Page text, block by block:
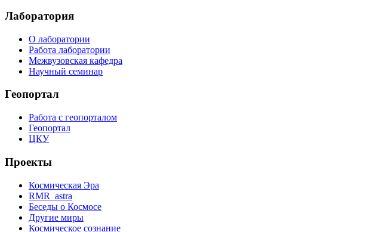
Лаборатория
О лаборатории
Работа лаборатории
Межвузовская кафедра
Научный семинар
Геопортал
Работа с геопорталом
Геопортал
ЦКУ
Проекты
Космическая Эра
RMR_astra
Беседы о Космосе
Другие миры
Космическое сознание